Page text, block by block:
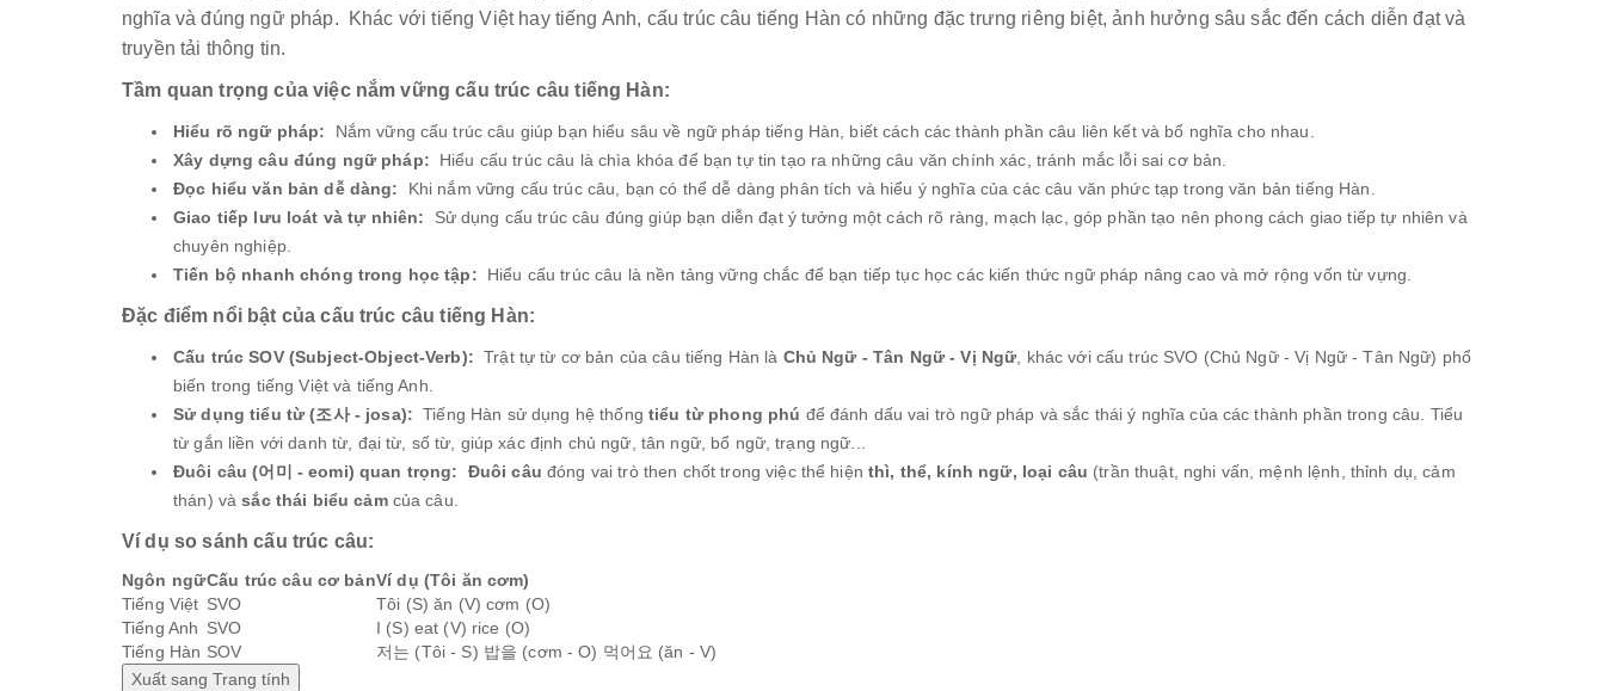
nghĩa và đúng ngữ pháp. Khác với tiếng Việt hay tiếng Anh, cấu trúc câu tiếng Hàn có những đặc trưng riêng biệt, ảnh hưởng sâu sắc đến cách diễn đạt và
truyền tải thông tin.
Tầm quan trọng của việc nắm vững cấu trúc câu tiếng Hàn:
Hiểu rõ ngữ pháp: Nắm vững cấu trúc câu giúp bạn hiểu sâu về ngữ pháp tiếng Hàn, biết cách các thành phần câu liên kết và bổ nghĩa cho nhau.
Xây dựng câu đúng ngữ pháp: Hiểu cấu trúc câu là chìa khóa để bạn tự tin tạo ra những câu văn chính xác, tránh mắc lỗi sai cơ bản.
Đọc hiểu văn bản dễ dàng: Khi nắm vững cấu trúc câu, bạn có thể dễ dàng phân tích và hiểu ý nghĩa của các câu văn phức tạp trong văn bản tiếng Hàn.
Giao tiếp lưu loát và tự nhiên: Sử dụng cấu trúc câu đúng giúp bạn diễn đạt ý tưởng một cách rõ ràng, mạch lạc, góp phần tạo nên phong cách giao tiếp tự nhiên và
chuyên nghiệp.
Tiến bộ nhanh chóng trong học tập: Hiểu cấu trúc câu là nền tảng vững chắc để bạn tiếp tục học các kiến thức ngữ pháp nâng cao và mở rộng vốn từ vựng.
Đặc điểm nổi bật của cấu trúc câu tiếng Hàn:
Cấu trúc SOV (Subject-Object-Verb): Trật tự từ cơ bản của câu tiếng Hàn là Chủ Ngữ - Tân Ngữ - Vị Ngữ , khác với cấu trúc SVO (Chủ Ngữ - Vị Ngữ - Tân Ngữ) phổ
biến trong tiếng Việt và tiếng Anh.
Sử dụng tiểu từ (조사 - josa): Tiếng Hàn sử dụng hệ thống tiểu từ phong phú để đánh dấu vai trò ngữ pháp và sắc thái ý nghĩa của các thành phần trong câu. Tiểu
từ gắn liền với danh từ, đại từ, số từ, giúp xác định chủ ngữ, tân ngữ, bổ ngữ, trạng ngữ...
Đuôi câu (어미 - eomi) quan trọng:
Đuôi câu đóng vai trò then chốt trong việc thể hiệnthì, thể, kính ngữ, loại câu (trần thuật, nghi vấn, mệnh lệnh, thỉnh dụ, cảm
thán) vàsắc thái biểu cảmcủa câu.
Ví dụ so sánh cấu trúc câu:
Ngôn ngữCấu trúc câu cơ bảnVí dụ (Tôi ăn cơm)
Tiếng Việt SVO
Tôi (S) ăn (V) cơm (O)
Tiếng Anh SVO
I (S) eat (V) rice (O)
Tiếng Hàn SOV
저는 (Tôi - S) 밥을 (cơm - O) 먹어요 (ăn - V)
Xuất sang Trang tính